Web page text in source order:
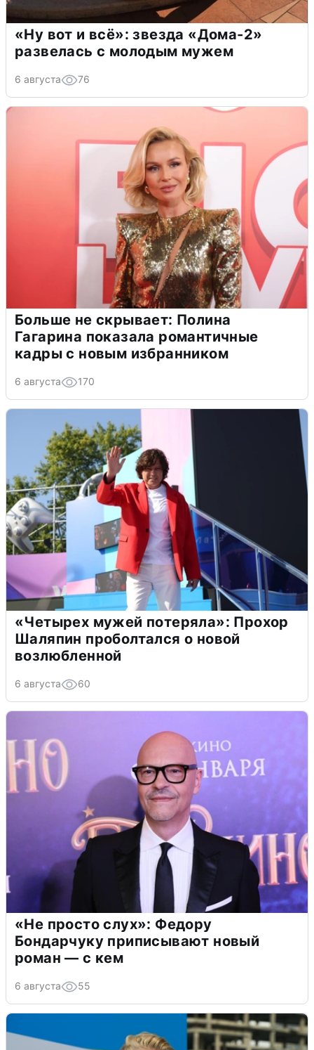
«Ну вот и всё»: звезда «Дома-2»
развелась с молодым мужем
6 августа 76
Больше не скрывает: Полина
Гагарина показала романтичные
кадры с новым избранником
6 августа 170
«Четырех мужей потеряла»: Прохор
Шаляпин проболтался о новой
возлюбленной
6 августа 60
«Не просто слух»: Федору
Бондарчуку приписывают новый
роман — с кем
6 августа 55